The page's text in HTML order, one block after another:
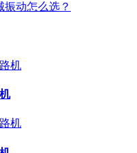
动怎么选？